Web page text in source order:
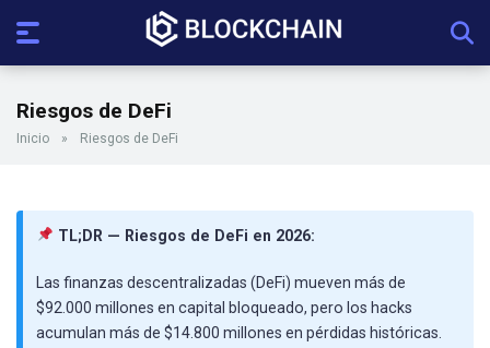
Riesgos de DeFi
Inicio » Riesgos de DeFi
TL;DR — Riesgos de DeFi en 2026:
Las finanzas descentralizadas (DeFi) mueven más de
$92.000 millones en capital bloqueado, pero los hacks
acumulan más de $14.800 millones en pérdidas históricas.